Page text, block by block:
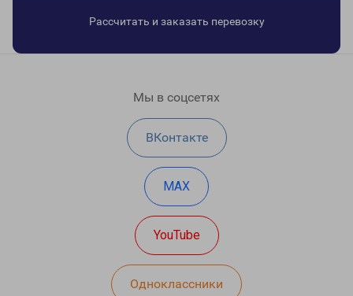
Рассчитать и заказать перевозку
Мы в соцсетях
ВКонтакте
MAX
YouTube
Одноклассники